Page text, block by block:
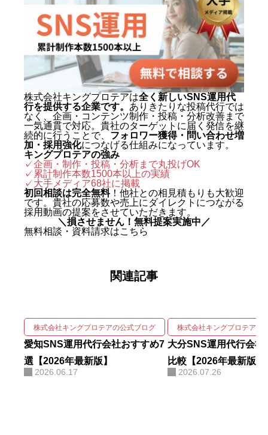
1,500本以上を手がけ、再生され
る動画の型と、フォロワーを「指
名・来店・売上」へ変える設計に
定評がある。 キャリアの原点は、
札幌でも有数のAI先進企業・株式
会社エグゼクティブマーケティン
グジャパン。執行役員を2年間務
め、AIO対策（AI検索最適化）を
はじめとする最先端のAIマーケテ
ィングを実戦の現場で体得した。
2024年に株式会社キングプロテア
を創業。 実績は数字で裏づけられ
ている。SNS運用代行事業では、
自社アカウントを「札幌 SNS運用
gleニュースをはじめ大手メディア
画・撮影・編集・運用をワンスト
ップで回しながら、そこにAIを掛
け合わせて成果を伸ばす実装力に
ある。AIコンサルティング・AI研
株式会社キングプロテアは全く新しいSNS運用代
行を提供する企業です。 ありきたりな投稿代行では
なく、企画・コンテンツ制作・投稿・分析改善まで
一気通貫で対応。貴社のターゲットに届く発信を継
続的に行うことで、 フォロワー獲得・問い合わせ増
加・採用強化につなげる仕組みになっています。
キングプロテアの強み
✓企画・制作・投稿・分析まで丸投げOK
✓累計制作本数1500本以上の実績
✓大手メディア68社に掲載
初回相談は完全無料！他社との相見積もりも大歓迎
です。貴社の応募数や売上にダイレクトにつながる
採用動画の提案をさせていただきます。
＼損させません！無料提案実施中／
無料相談・資料請求はこちら
関連記事
株式会社キングプロテアの公式ブログ
愛知SNS運用代行会社おすすめ7
選【2026年最新版】
2026.06.17
株式会社キングプロテアの
大分SNS運用代行会社
比較【2026年最新版】
2026.07.26